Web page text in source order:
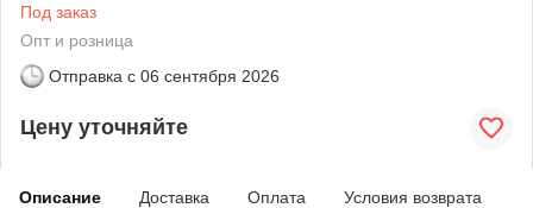
Под заказ
Опт и розница
Отправка с 06 сентября 2026
Цену уточняйте
Описание Доставка Оплата Условия возврата